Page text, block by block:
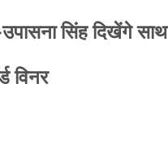
उपासना सिंह दिखेंगे साथ
विनर